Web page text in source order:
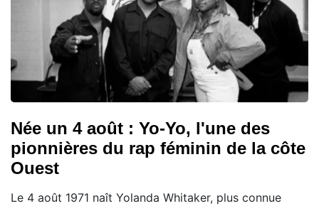
Née un 4 août : Yo-Yo, l'une des
pionnières du rap féminin de la côte
Ouest
Le 4 août 1971 naît Yolanda Whitaker, plus connue